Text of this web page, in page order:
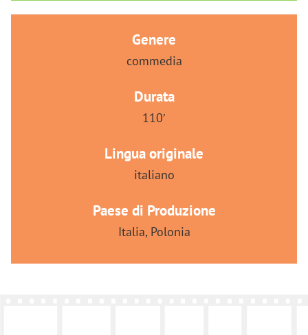
Genere
commedia
Durata
110′
Lingua originale
italiano
Paese di Produzione
Italia, Polonia